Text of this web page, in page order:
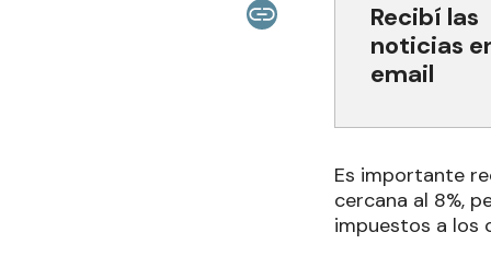
Recibí las
noticias
email
Es importante
cercana al 8%,
impuestos a los